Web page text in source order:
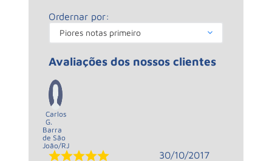
Ordernar por:
Piores notas primeiro
Avaliações dos nossos clientes
Carlos
G.
Barra
de São
João/RJ
30/10/2017